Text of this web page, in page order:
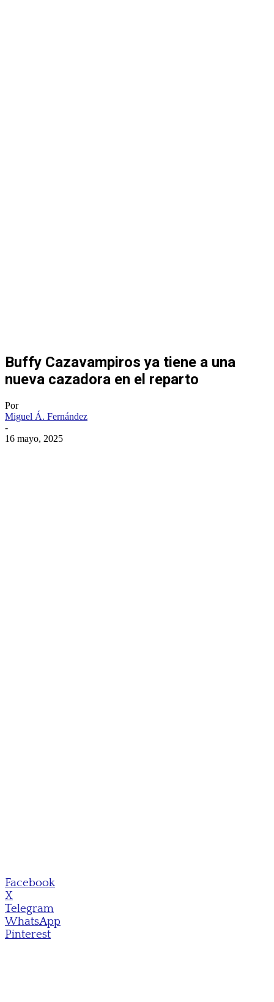
Buffy Cazavampiros ya tiene a una
nueva cazadora en el reparto
Por
Miguel Á. Fernández
-
16 mayo, 2025
Facebook
X
Telegram
WhatsApp
Pinterest